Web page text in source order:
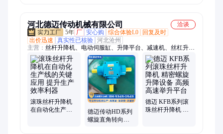
河北德迈传动机械有限公司
洽谈
5年 厂 安心购 综合体验L0
回复及时
出价迅速
真实性已核验 河北沧州
主营： 丝杆升降机、电动伺服缸、升降平台、减速机、丝杠升降
机
滚珠丝杆升降机
在自动化生产线
德迈传动HD系列
螺旋直角转向箱
德迈 KFB系列滚
珠丝杆升降机 精